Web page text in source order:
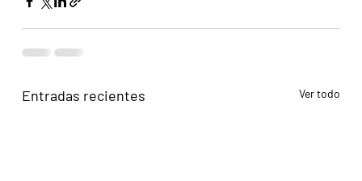
Entradas recientes Ver todo